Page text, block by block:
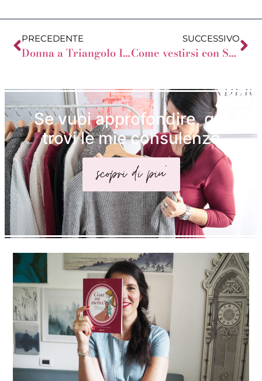
PRECEDENTE
Donna a Triangolo Invertito Plus Size
SUCCESSIVO
Come vestirsi con Spalle Arrotondate
Se vuoi approfondire, qui
trovi le mie consulenze
scopri di piu'